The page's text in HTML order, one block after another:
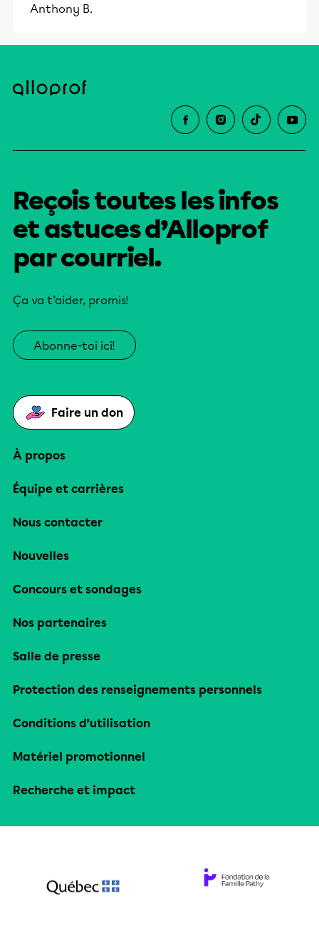
Anthony B.
Reçois toutes les infos
et astuces d’Alloprof
par courriel.
Ça va t’aider, promis!
Abonne-toi ici!
Faire un don
À propos
Équipe et carrières
Nous contacter
Nouvelles
Concours et sondages
Nos partenaires
Salle de presse
Protection des renseignements personnels
Conditions d’utilisation
Matériel promotionnel
Recherche et impact